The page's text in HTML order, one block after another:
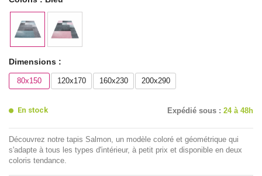
Dimensions :
80x150 120x170 160x230 200x290
En stock Expédié sous : 24 à 48h
Découvrez notre tapis Salmon, un modèle coloré et géométrique qui
s'adapte à tous les types d'intérieur, à petit prix et disponible en deux
coloris tendance.